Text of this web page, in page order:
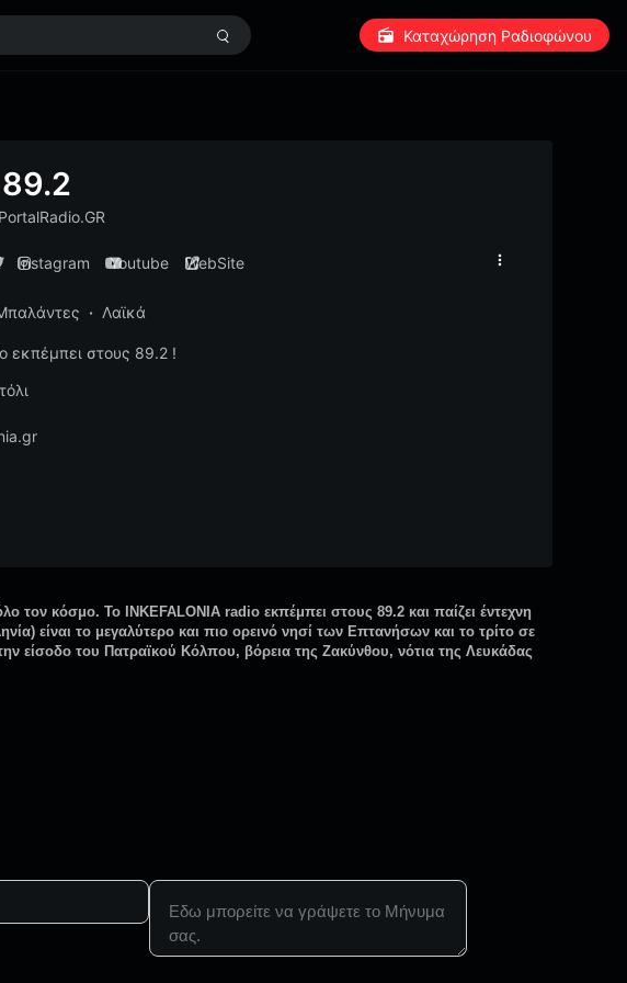
Καταχώρηση Ραδιοφώνου
Instagram Youtube WebSite
Λαϊκά
εκπέμπει στους 89.2 !
κόσμο. Το INKEFALONIA radio εκπέμπει στους 89.2 και παίζει έντεχνη
είναι το μεγαλύτερο και πιο ορεινό νησί των Επτανήσων και το τρίτο σε
είσοδο του Πατραϊκού Κόλπου, βόρεια της Ζακύνθου, νότια της Λευκάδας